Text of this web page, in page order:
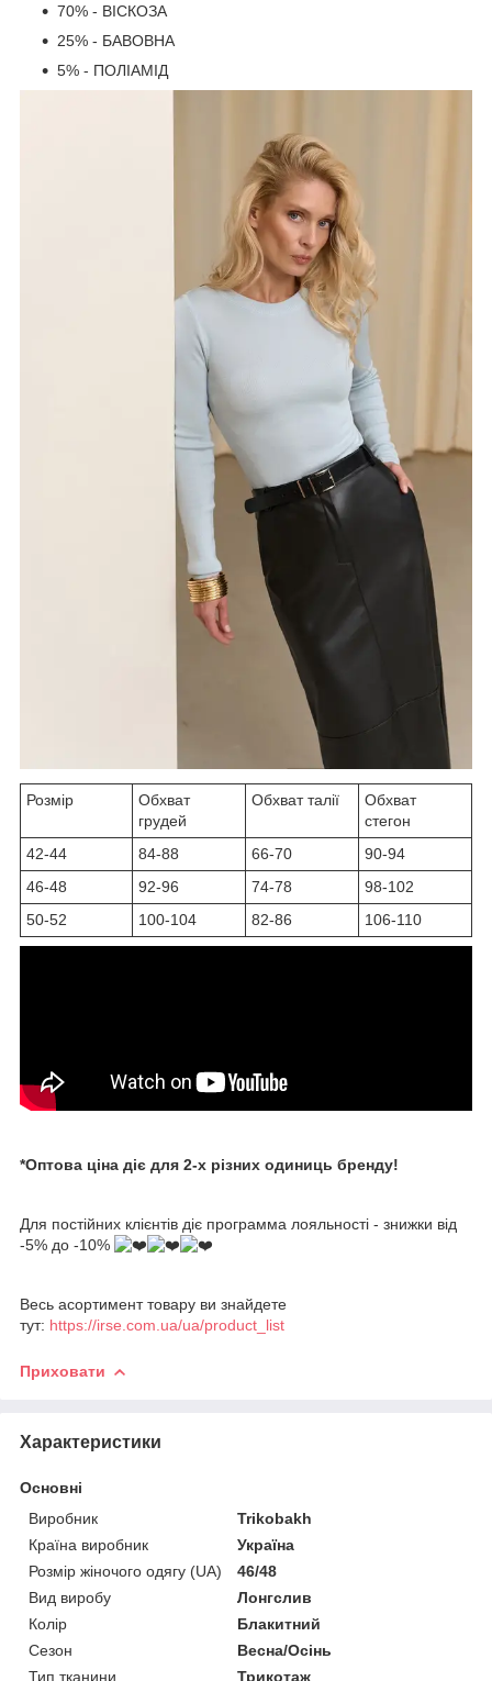
70% - ВІСКОЗА
25% - БАВОВНА
5% - ПОЛІАМІД
Розмір
Обхват
грудей
Обхват талії
Обхват
стегон
42-44
84-88 66-70
90-94
46-48
92-96 74-78
98-102
50-52
100-104 82-86 106-110
*Оптова ціна діє для 2-х різних одиниць бренду!
Для постійних клієнтів діє программа лояльності - знижки від
-5% до -10%
Весь асортимент товару ви знайдете
тут: https://irse.com.ua/ua/product_list
Приховати
Характеристики
Основні
Виробник
Trikobakh
Країна виробник
Україна
Розмір жіночого одягу (UA)
46/48
Вид виробу
Лонгслив
Колір
Блакитний
Сезон
Весна/Осінь
Тип тканини
Трикотаж